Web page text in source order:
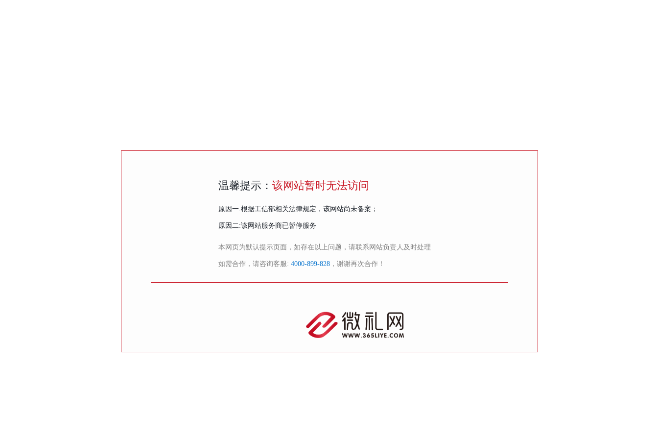
温馨提示： 该网站暂时无法访问
原因一:根据工信部相关法律规定，该网站尚未备案；
原因二:该网站服务商已暂停服务
本网页为默认提示页面，如存在以上问题，请联系网站负责人及时处理
如需合作，请咨询客服: 4000-899-828 ，谢谢再次合作！